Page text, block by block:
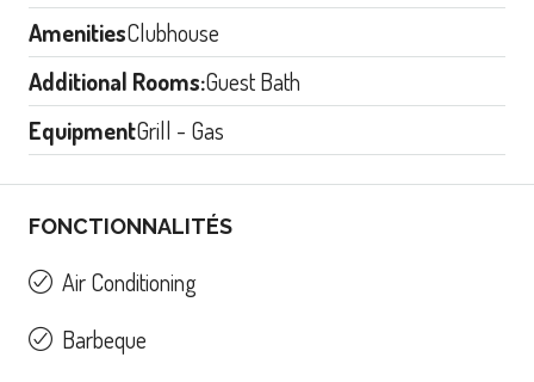
AmenitiesClubhouse
Additional Rooms:Guest Bath
EquipmentGrill - Gas
FONCTIONNALITÉS
Air Conditioning
Barbeque